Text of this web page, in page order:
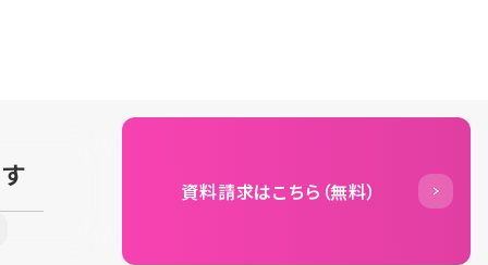
資料請求はこちら（無料）